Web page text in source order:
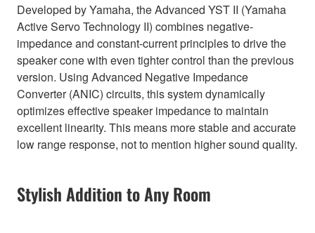
Developed by Yamaha, the Advanced YST II (Yamaha
Active Servo Technology II) combines negative-
impedance and constant-current principles to drive the
speaker cone with even tighter control than the previous
version. Using Advanced Negative Impedance
Converter (ANIC) circuits, this system dynamically
optimizes effective speaker impedance to maintain
excellent linearity. This means more stable and accurate
low range response, not to mention higher sound quality.
Stylish Addition to Any Room